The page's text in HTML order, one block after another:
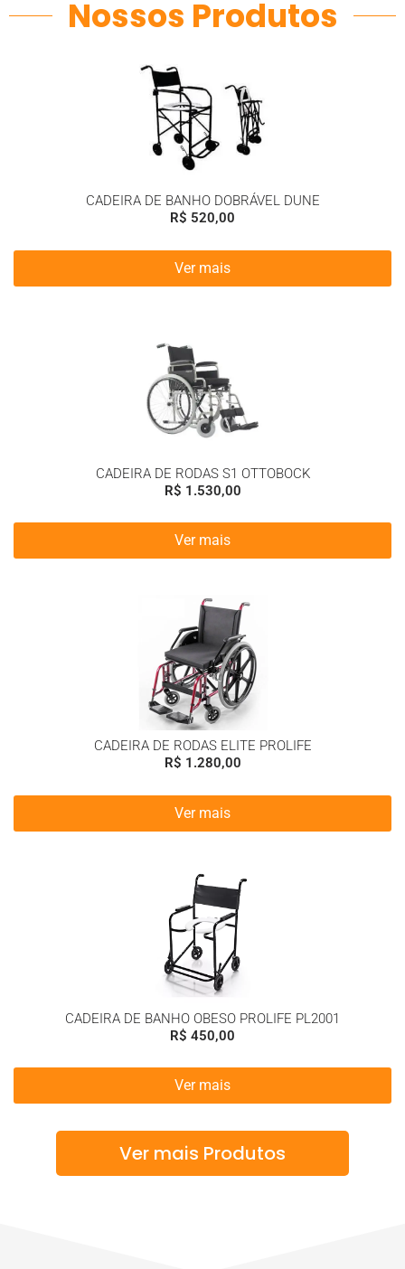
Nossos Produtos
CADEIRA DE BANHO DOBRÁVEL DUNE
R$ 520,00
Ver mais
CADEIRA DE RODAS S1 OTTOBOCK
R$ 1.530,00
Ver mais
CADEIRA DE RODAS ELITE PROLIFE
R$ 1.280,00
Ver mais
CADEIRA DE BANHO OBESO PROLIFE PL2001
R$ 450,00
Ver mais
Ver mais Produtos